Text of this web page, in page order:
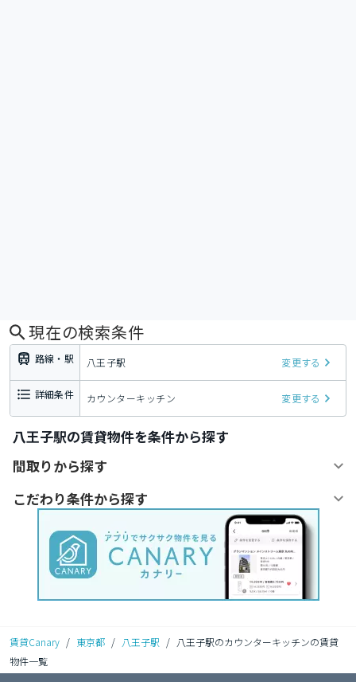
現在の検索条件
路線・駅 八王子駅 変更する
詳細条件 カウンターキッチン 変更する
八王子駅の賃貸物件を条件から探す
間取りから探す
こだわり条件から探す
賃貸Canary / 東京都 / 八王子駅 / 八王子駅のカウンターキッチンの賃貸
物件一覧